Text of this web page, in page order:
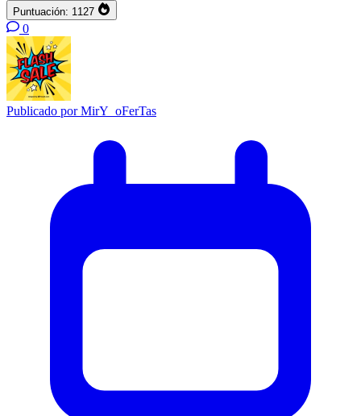
Puntuación: 1127
0
Publicado porMirY_oFerTas